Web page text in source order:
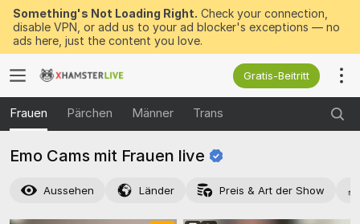
Something's Not Loading Right. Check your connection,
disable VPN, or add us to your ad blocker's exceptions — no
ads here, just the content you love.
Gratis-Beitritt
Frauen Pärchen Männer Trans
Emo Cams mit Frauen live
Aussehen Länder Preis & Art der Show